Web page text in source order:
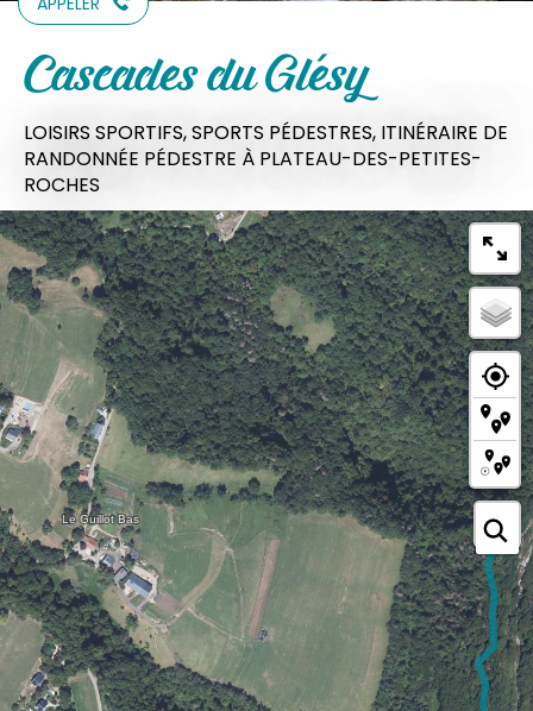
Cascades du Glésy
LOISIRS SPORTIFS,SPORTS PÉDESTRES, ITINÉRAIRE DE
RANDONNÉE PÉDESTRE À PLATEAU-DES-PETITES-
ROCHES